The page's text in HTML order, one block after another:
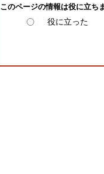
このページの情報は役に立ち
役に立った